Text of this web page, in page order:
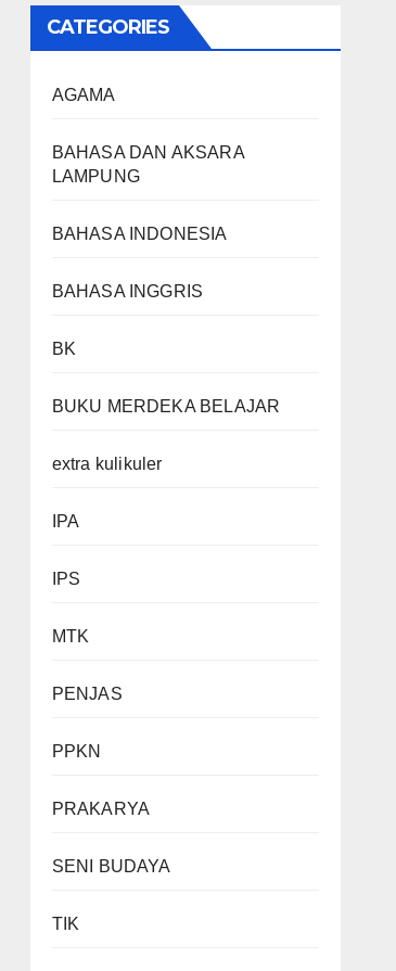
CATEGORIES
AGAMA
BAHASA DAN AKSARA
LAMPUNG
BAHASA INDONESIA
BAHASA INGGRIS
BK
BUKU MERDEKA BELAJAR
extra kulikuler
IPA
IPS
MTK
PENJAS
PPKN
PRAKARYA
SENI BUDAYA
TIK